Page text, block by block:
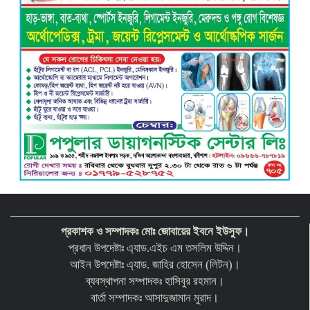
গৌরনদী প্রেসক্লাবের সাধারণ সম্পাদক এস. এম.
জুলফিকারের ওপর অতর্কিত হামলা: তীব্র নিন্দা ও
শাস্তির দাবি
প্রকাশক ও সম্পাদকঃ মোঃ জোবায়ের ইবনে ইউসুফ।
প্রধান উপদেষ্টাঃ এ্যাড.এইচ এম তসলিম উদ্দিন।
আইন উপদেষ্টাঃ এ্যাড. জাহির হোসেন (লিটন)।
ব্যবস্থাপনা সম্পাদকঃ হাসিবুর রহমান।
বার্তা সম্পাদকঃ আসাদুজামান মুরাদ।